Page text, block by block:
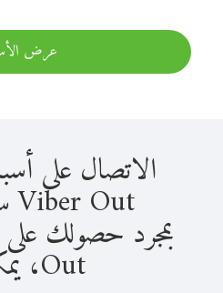
عرض
الاتصال على
Viber Out سهل للغاية.
Out، يمكنك: